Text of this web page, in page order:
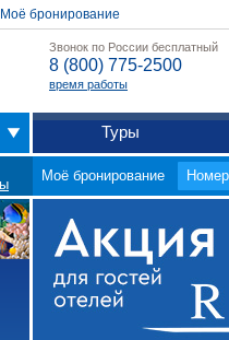
Моё бронирование
Звонок по России бесплатный
8 (800) 775-2500
время работы
Туры
Моё бронирование